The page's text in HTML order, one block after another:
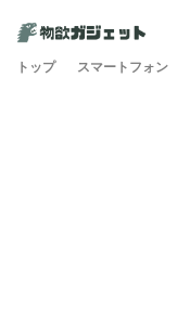
トップ スマートフォン